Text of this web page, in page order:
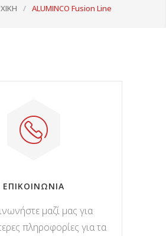
/ ALUMINCO Fusion Line
ΕΠΙΚΟΙΝΩΝΙΑ
μαζί μας για
πληροφορίες για τα